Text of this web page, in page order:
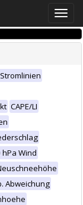
Toggle
CAPE/LI
Wind
Abweichung